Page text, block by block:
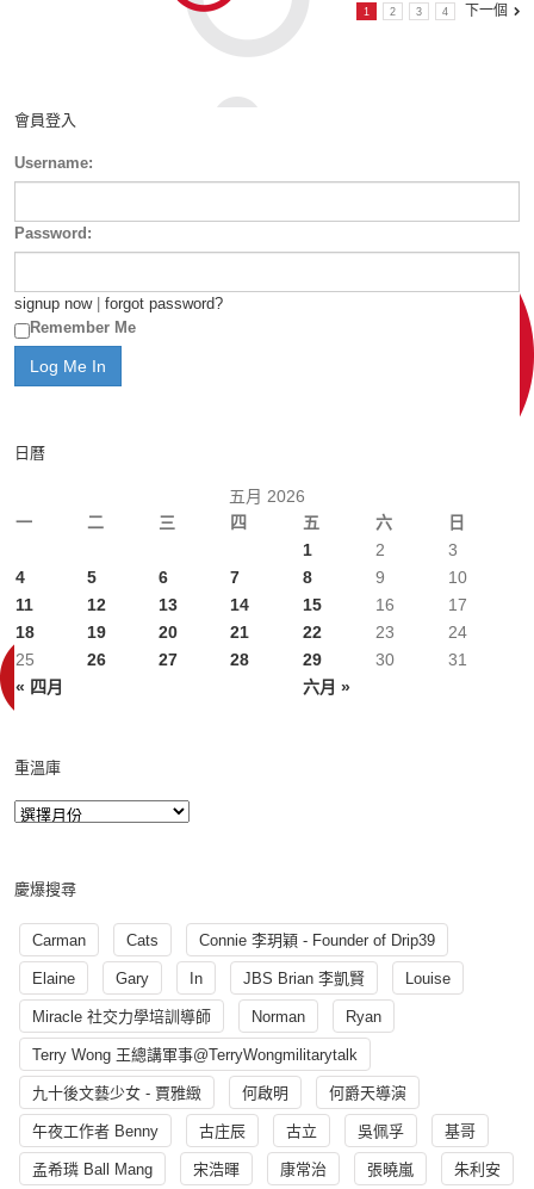
1 2 3 4 下一個
會員登入
Username:
Password:
signup now| forgot password?
Remember Me
日曆
五月 2026
一
二 三 四 五 六 日
« 四月 六月 »
1 2
3
4
5 6 7 8 9
10
11
12 13 14 15 16
17
18
19 20 21 22 23
24
25
26 27 28 29 30 31
重溫庫
慶爆搜尋
Carman Cats Connie 李玥穎 - Founder of Drip39
Elaine Gary In JBS Brian 李凱賢 Louise
Miracle 社交力學培訓導師 Norman Ryan
Terry Wong 王總講軍事@TerryWongmilitarytalk
九十後文藝少女 - 賈雅緻 何啟明 何爵天導演
午夜工作者 Benny 古庄辰 古立 吳佩孚 基哥
孟希璘 Ball Mang 宋浩暉 康常治 張曉嵐 朱利安